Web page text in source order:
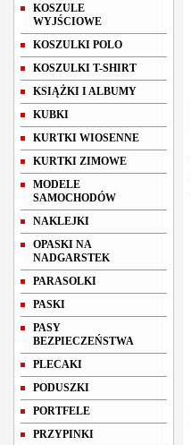
KOSZULE
WYJŚCIOWE
KOSZULKI POLO
KOSZULKI T-SHIRT
KSIĄŻKI I ALBUMY
KUBKI
KURTKI WIOSENNE
KURTKI ZIMOWE
MODELE
SAMOCHODÓW
NAKLEJKI
OPASKI NA
NADGARSTEK
PARASOLKI
PASKI
PASY
BEZPIECZEŃSTWA
PLECAKI
PODUSZKI
PORTFELE
PRZYPINKI